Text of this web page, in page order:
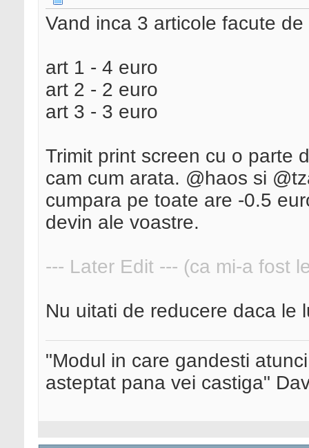
Vand inca 3 articole facute
art 1 - 4 euro
art 2 - 2 euro
art 3 - 3 euro
Trimit print screen cu o parte
cam cum arata. @haos si
cumpara pe toate are -0.5
devin ale voastre.
--- Later Edit --- (ca mi-a fost
Nu uitati de reducere daca le
"Modul in care gandesti
asteptat pana vei castiga"